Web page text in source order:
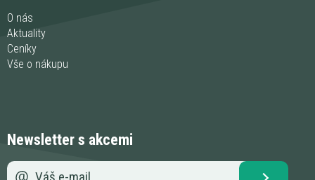
O nás
Aktuality
Ceníky
Vše o nákupu
Newsletter s akcemi